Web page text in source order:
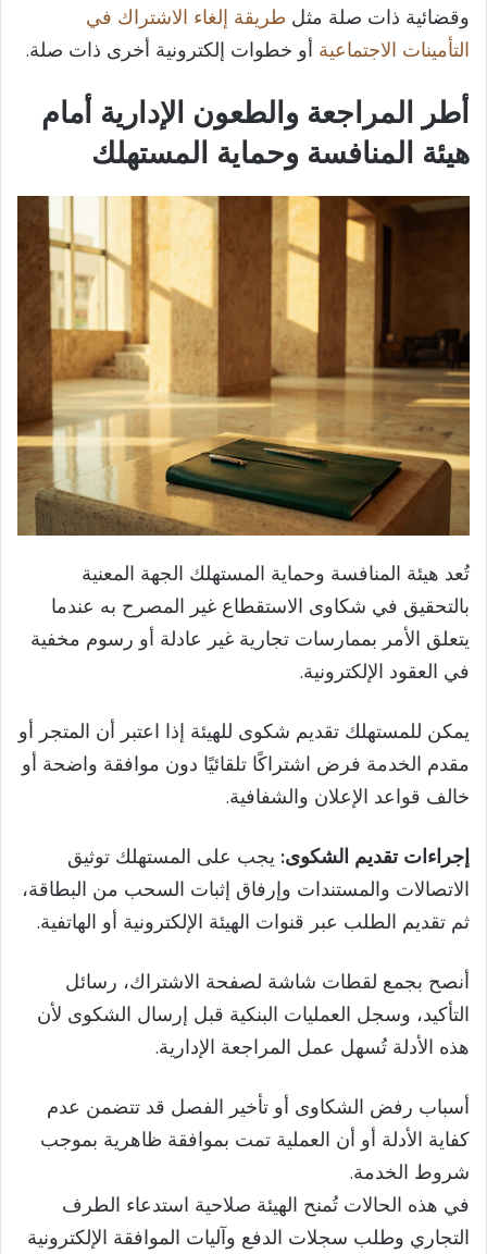
وقضائية ذات صلة مثل طريقة إلغاء الاشتراك في
التأمينات الاجتماعية أو خطوات إلكترونية أخرى ذات صلة.
أطر المراجعة والطعون الإدارية أمام
هيئة المنافسة وحماية المستهلك
تُعد هيئة المنافسة وحماية المستهلك الجهة المعنية
بالتحقيق في شكاوى الاستقطاع غير المصرح به عندما
يتعلق الأمر بممارسات تجارية غير عادلة أو رسوم مخفية
في العقود الإلكترونية.
يمكن للمستهلك تقديم شكوى للهيئة إذا اعتبر أن المتجر أو
مقدم الخدمة فرض اشتراكًا تلقائيًا دون موافقة واضحة أو
خالف قواعد الإعلان والشفافية.
إجراءات تقديم الشكوى: يجب على المستهلك توثيق
الاتصالات والمستندات وإرفاق إثبات السحب من البطاقة،
ثم تقديم الطلب عبر قنوات الهيئة الإلكترونية أو الهاتفية.
أنصح بجمع لقطات شاشة لصفحة الاشتراك، رسائل
التأكيد، وسجل العمليات البنكية قبل إرسال الشكوى لأن
هذه الأدلة تُسهل عمل المراجعة الإدارية.
أسباب رفض الشكاوى أو تأخير الفصل قد تتضمن عدم
كفاية الأدلة أو أن العملية تمت بموافقة ظاهرية بموجب
شروط الخدمة.
في هذه الحالات تُمنح الهيئة صلاحية استدعاء الطرف
التجاري وطلب سجلات الدفع وآليات الموافقة الإلكترونية